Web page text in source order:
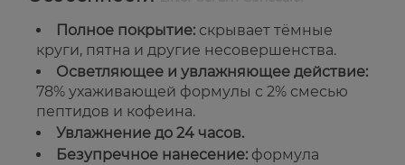
Полное покрытие: скрывает тёмные
круги, пятна и другие несовершенства.
Осветляющее и увлажняющее действие:
78% ухаживающей формулы с 2% смесью
пептидов и кофеина.
Увлажнение до 24 часов.
Безупречное нанесение: формула